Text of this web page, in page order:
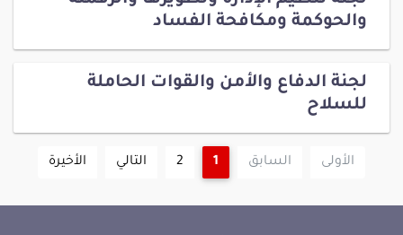
والحوكمة ومكافحة الفساد
لجنة الدفاع والأمن والقوات الحاملة
للسلاح
الأولى السابق 1
2 التالي الأخيرة